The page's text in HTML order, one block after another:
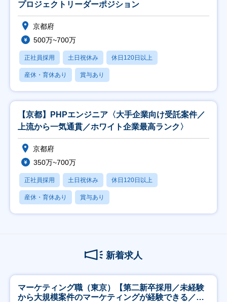
プロジェクトリーダーポジション
京都府
500万~700万
正社員採用 土日祝休み 休日120日以上
産休・育休あり 賞与あり
【京都】PHPエンジニア〈大手企業向け受託案件／
上流から一気通貫／ホワイト企業最高ランク〉
京都府
350万~700万
正社員採用 土日祝休み 休日120日以上
産休・育休あり 賞与あり
新着求人
マーケティング職（東京）【第二新卒採用／未経験
から大規模案件のマーケティングが経験できる／研